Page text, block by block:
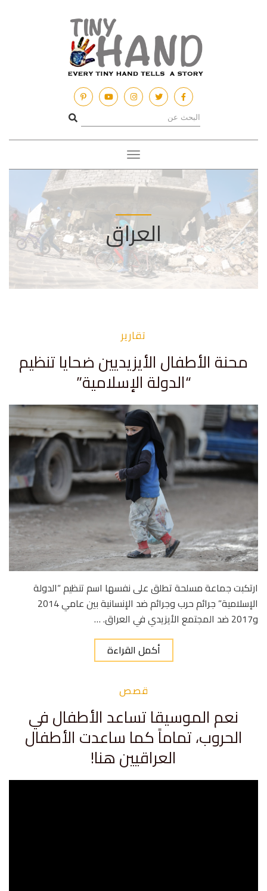
Toggle
navigation
العراق
تقارير
محنة الأطفال الأيزيديين ضحايا تنظيم
“الدولة الإسلامية”
ارتكبت جماعة مسلحة تطلق على نفسها اسم تنظيم “الدولة
الإسلامية” جرائم حرب وجرائم ضد الإنسانية بين عامي 2014
و2017 ضد المجتمع الأيزيدي في العراق. …
أكمل القراءة
قصص
نعم الموسيقا تساعد الأطفال في
الحروب، تماماً كما ساعدت الأطفال
العراقيين هنا!